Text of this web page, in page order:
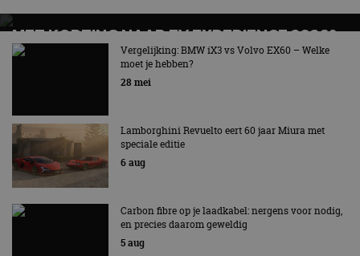
MET KORTING NAAR EV EXPERIENCE 2026?
AUTORAI REGELT HET!
EV Experience 2026 van 24 tot 26 september
Vergelijking: BMW iX3 vs Volvo EX60 – Welke
moet je hebben?
28 mei
Lamborghini Revuelto eert 60 jaar Miura met
speciale editie
6 aug
Carbon fibre op je laadkabel: nergens voor nodig,
en precies daarom geweldig
5 aug